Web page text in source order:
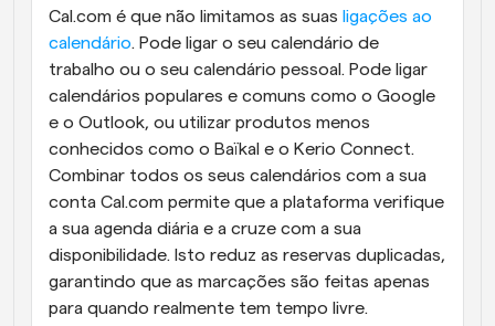
Cal.com é que não limitamos as suas ligações ao
calendário. Pode ligar o seu calendário de
trabalho ou o seu calendário pessoal. Pode ligar
calendários populares e comuns como o Google
e o Outlook, ou utilizar produtos menos
conhecidos como o Baïkal e o Kerio Connect.
Combinar todos os seus calendários com a sua
conta Cal.com permite que a plataforma verifique
a sua agenda diária e a cruze com a sua
disponibilidade. Isto reduz as reservas duplicadas,
garantindo que as marcações são feitas apenas
para quando realmente tem tempo livre.